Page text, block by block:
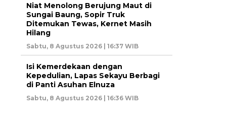
Niat Menolong Berujung Maut di
Sungai Baung, Sopir Truk
Ditemukan Tewas, Kernet Masih
Hilang
Sabtu, 8 Agustus 2026 | 16:37 WIB
Isi Kemerdekaan dengan
Kepedulian, Lapas Sekayu Berbagi
di Panti Asuhan Elnuza
Sabtu, 8 Agustus 2026 | 16:36 WIB